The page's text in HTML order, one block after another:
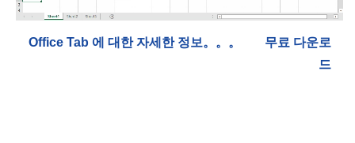
Office Tab 에 대한 자세한 정보。。。
무료 다운로
드